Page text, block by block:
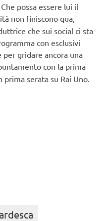
possa essere lui il
non finiscono qua,
che sui social ci sta
con esclusivi
gridare ancora una
con la prima
serata su Rai Uno.